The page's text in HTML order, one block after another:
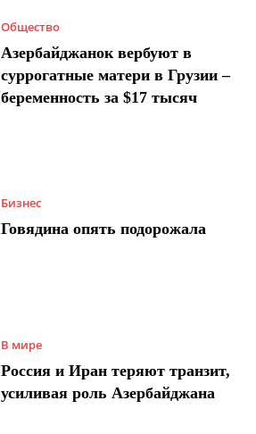
Общество
Азербайджанок вербуют в
суррогатные матери в Грузии –
беременность за $17 тысяч
Бизнес
Говядина опять подорожала
В мире
Россия и Иран теряют транзит,
усиливая роль Азербайджана